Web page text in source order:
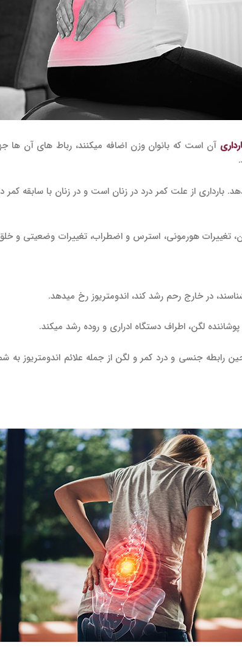
آن است که بانوان وزن اضافه می­کنند، رباط های آن
بارداری از علت کمر درد در زنان است و در زنان با سابقه
تغییرات هورمونی، استرس و اضطراب، تغییرات وضعیتی و
در خارج رحم رشد کند، اندومتریوز رخ می­دهد.
لگن، اطراف دستگاه ادراری و روده رشد می­کند.
رابطه جنسی و درد کمر و لگن از جمله علائم اندومتریوز به